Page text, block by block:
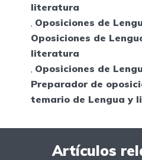
literatura
Oposiciones de
Oposiciones de
literatura
Oposiciones de
Preparador de
temario de Lengua y
Artículos